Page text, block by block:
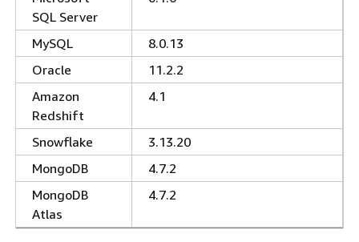
SQL Server
MySQL
8.0.13
Oracle
11.2.2
Amazon
Redshift
4.1
Snowflake
3.13.20
MongoDB
4.7.2
MongoDB
Atlas
4.7.2